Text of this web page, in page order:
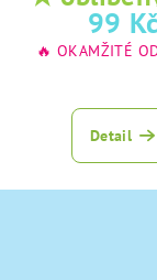
na jedlý
99 Kč
🔥 OKAMŽITÉ
Detail